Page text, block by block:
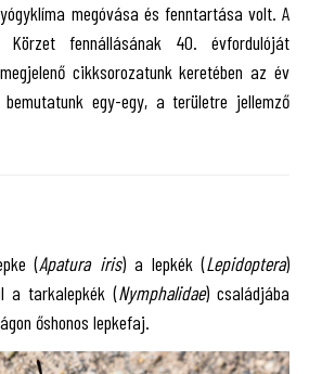
megóvása és fenntartása volt. A
Körzet fennállásának 40. évfordulóját
cikksorozatunk keretében az év
egy-egy, a területre jellemző
(Apatura iris) a lepkék (Lepidoptera)
a tarkalepkék (Nymphalidae) családjába
őshonos lepkefaj.